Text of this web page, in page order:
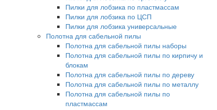
Пилки для лобзика по пластмассам
Пилки для лобзика по ЦСП
Пилки для лобзика универсальные
Полотна для сабельной пилы
Полотна для сабельной пилы наборы
Полотна для сабельной пилы по кирпичу и
блокам
Полотна для сабельной пилы по дереву
Полотна для сабельной пилы по металлу
Полотна для сабельной пилы по
пластмассам